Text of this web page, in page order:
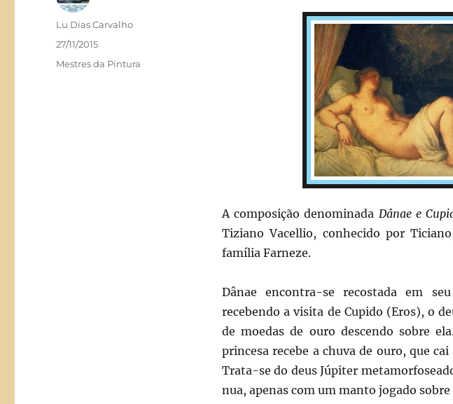
A composição denominada Dânae e
Tiziano Vacellio, conhecido por
família Farneze.
Dânae encontra-se recostada em
recebendo a visita de Cupido (Eros), o
de moedas de ouro descendo sobre
princesa recebe a chuva de ouro, que
Trata-se do deus Júpiter
nua, apenas com um manto jogado
Autor
Lu Dias Carvalho
Publicado
em
27/11/2015
Categorias
Mestres da Pintura